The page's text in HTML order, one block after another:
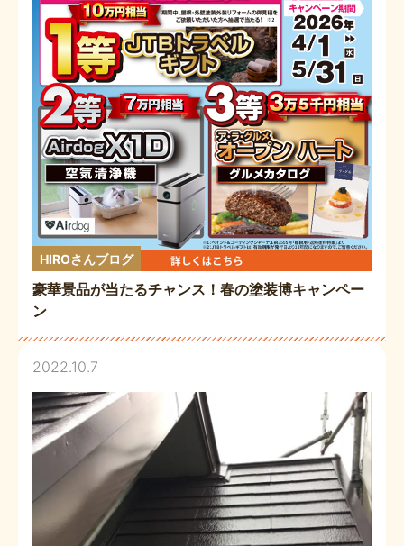
HIROさんブログ
豪華景品が当たるチャンス！春の塗装博キャンペー
ン
2022.10.7